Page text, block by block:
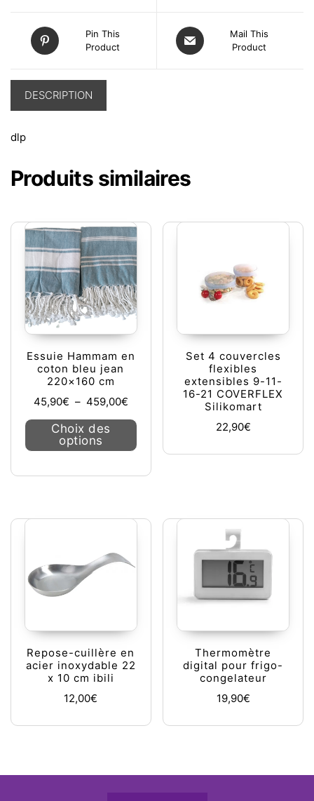
Pin This
Product
Mail This
Product
DESCRIPTION
dlp
Produits similaires
Essuie Hammam en
coton bleu jean
220×160 cm
45,90€ – 459,00€Plage de prix : 45,90€ à 459,00€
Choix des
options
Ce produit a plusieurs variations.
Set 4 couvercles
flexibles
extensibles 9-11-
16-21 COVERFLEX
Silikomart
22,90€
Repose-cuillère en
acier inoxydable 22
x 10 cm ibili
12,00€
Thermomètre
digital pour frigo-
congelateur
19,90€